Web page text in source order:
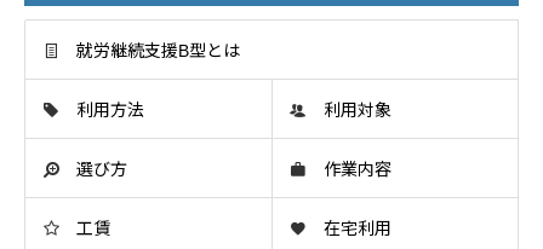
就労継続支援B型とは
利用方法 利用対象
選び方 作業内容
工賃 在宅利用